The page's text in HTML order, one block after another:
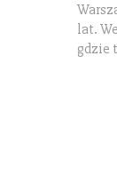
lat.
gdzie